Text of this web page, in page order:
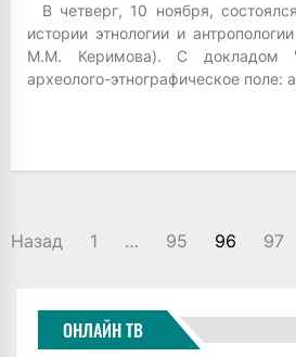
В четверг, 10 ноября,
истории этнологии и
М.М. Керимова). С докладом
археолого-этнографическое поле:
ПАГИНАЦИЯ
Назад 1 … 95 96 97
ОНЛАЙН ТВ